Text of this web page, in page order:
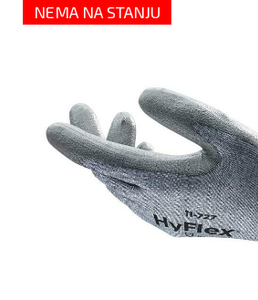
NEMA NA STANJU